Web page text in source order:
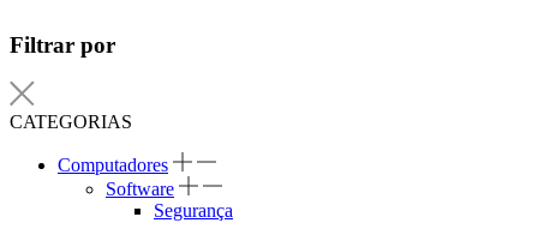
Filtrar por
CATEGORIAS
Computadores
Software
Segurança